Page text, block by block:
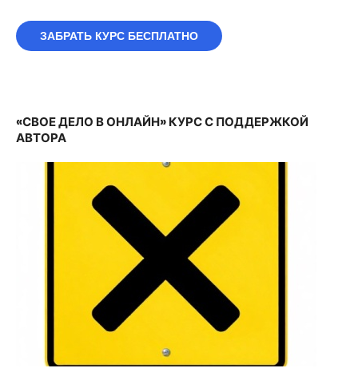
ЗАБРАТЬ КУРС БЕСПЛАТНО
«СВОЕ ДЕЛО В ОНЛАЙН» КУРС С ПОДДЕРЖКОЙ
АВТОРА